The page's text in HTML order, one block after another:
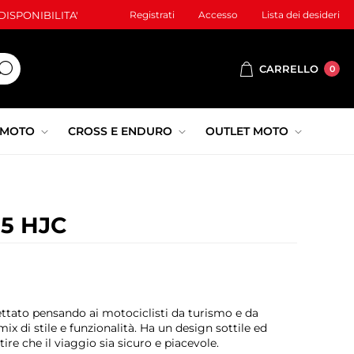
Registrati Accesso Lista dei desideri
CARRELLO 0
CROSS E ENDURO OUTLET MOTO
HJC
pensando ai motociclisti da turismo e da
di stile e funzionalità. Ha un design sottile ed
che il viaggio sia sicuro e piacevole.